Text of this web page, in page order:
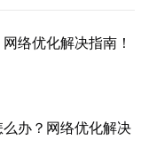
络优化解决指南！
办？网络优化解决